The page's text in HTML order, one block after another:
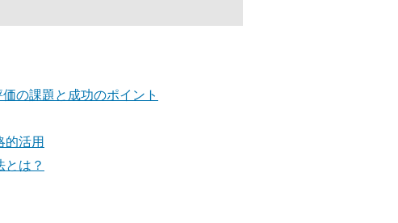
価の課題と成功のポイント
的活用
は？